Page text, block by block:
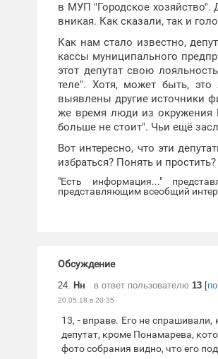
в МУП "Городское
вникая. Как сказали, так и
Как нам стало известно,
кассы муниципального
этот депутат свою
теле". Хотя, может быть,
выявлены другие источники
же время люди из окружения
больше не стоит". Чьи ещё
Вот интересно, что эти
избраться? Понять и простить?
"Есть информация..."
представляющим всеобщий
Обсуждение
24. Нн в ответ пользователю 13 [
20.05.18 в 20:35
13, - вправе. Его не
депутат, кроме Понамарева,
фото собрания видно, что его